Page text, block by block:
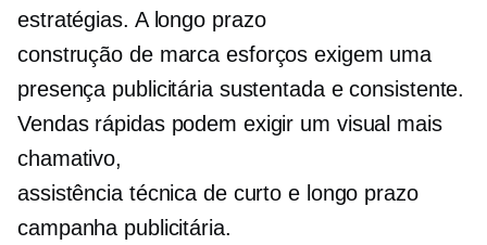
estratégias. A longo prazo
construção de marca esforços exigem uma
presença publicitária sustentada e consistente.
Vendas rápidas podem exigir um visual mais
chamativo,
assistência técnica de curto e longo prazo
campanha publicitária.